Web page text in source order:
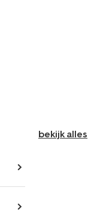
bekijk alles